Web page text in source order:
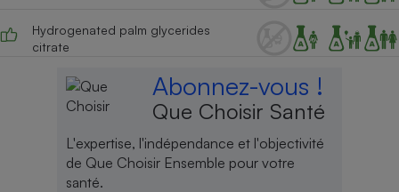
Hydrogenated palm glycerides
citrate
Abonnez-vous !
Que Choisir Santé
L'expertise, l'indépendance et l'objectivité
de Que Choisir Ensemble pour votre
santé.